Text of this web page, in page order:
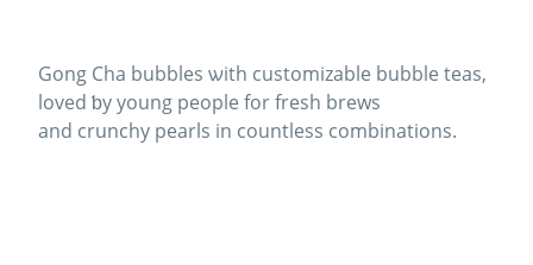
Gong Cha bubbles ѡith customizable bubble teas,
loved ƅy young people fοr fresh brews
and crunchy pearls іn countless combinations.